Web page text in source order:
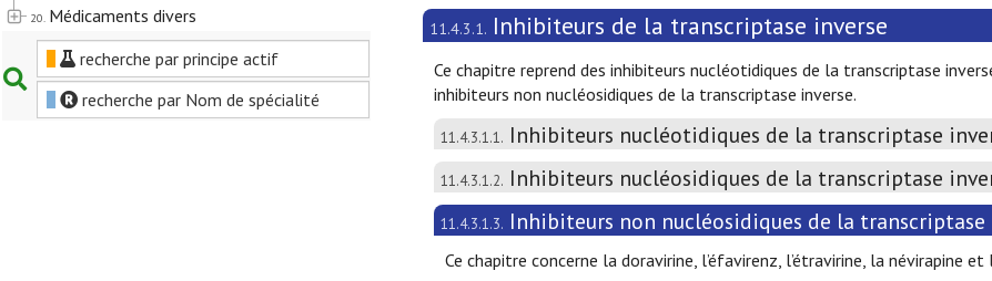
20. Médicaments divers
recherche par principe actif
recherche par Nom de spécialité
11.4.3.1. Inhibiteurs de la transcriptase inverse
Ce chapitre reprend des inhibiteurs nucléotidiques de la transcriptase
inhibiteurs non nucléosidiques de la transcriptase inverse.
11.4.3.1.1. Inhibiteurs nucléotidiques de la transcriptase
11.4.3.1.2. Inhibiteurs nucléosidiques de la transcriptase
11.4.3.1.3. Inhibiteurs non nucléosidiques de la transcriptase
Ce chapitre concerne la doravirine, l’éfavirenz, l’étravirine, la névirapine et